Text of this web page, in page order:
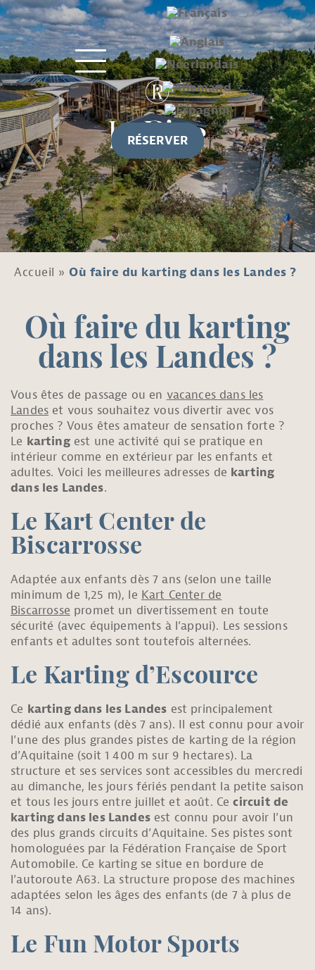
RÉSERVER
Accueil »Où faire du karting dans les Landes ?
Où faire du karting
dans les Landes ?
Vous êtes de passage ou en vacances dans les
Landes et vous souhaitez vous divertir avec vos
proches ? Vous êtes amateur de sensation forte ?
Le kartingest une activité qui se pratique en
intérieur comme en extérieur par les enfants et
adultes. Voici les meilleures adresses de karting
dans les Landes.
Le Kart Center de
Biscarrosse
Adaptée aux enfants dès 7 ans (selon une taille
minimum de 1,25 m), le Kart Center de
Biscarrosse promet un divertissement en toute
sécurité (avec équipements à l’appui). Les sessions
enfants et adultes sont toutefois alternées.
Le Karting d’Escource
Ce karting dans les Landes est principalement
dédié aux enfants (dès 7 ans). Il est connu pour avoir
l’une des plus grandes pistes de karting de la région
d’Aquitaine (soit 1 400 m sur 9 hectares). La
structure et ses services sont accessibles du mercredi
au dimanche, les jours fériés pendant la petite saison
et tous les jours entre juillet et août. Cecircuit de
karting dans les Landesest connu pour avoir l’un
des plus grands circuits d’Aquitaine. Ses pistes sont
homologuées par la Fédération Française de Sport
Automobile. Ce karting se situe en bordure de
l’autoroute A63. La structure propose des machines
adaptées selon les âges des enfants (de 7 à plus de
14 ans).
Le Fun Motor Sports